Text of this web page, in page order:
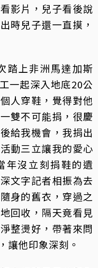
影片，兒子看後說
時兒子還一直摸，
踏上非洲馬達加斯
一起深入地底20公
人穿鞋，覺得對他
雙不可能捐，很慶
給我機會，我捐出
動三立讓我的愛心
年沒立刻捐鞋的遺
文字記者相振為去
身的舊衣，穿過之
回收，隔天竟看見
整燙好，帶著來問
讓他印象深刻。